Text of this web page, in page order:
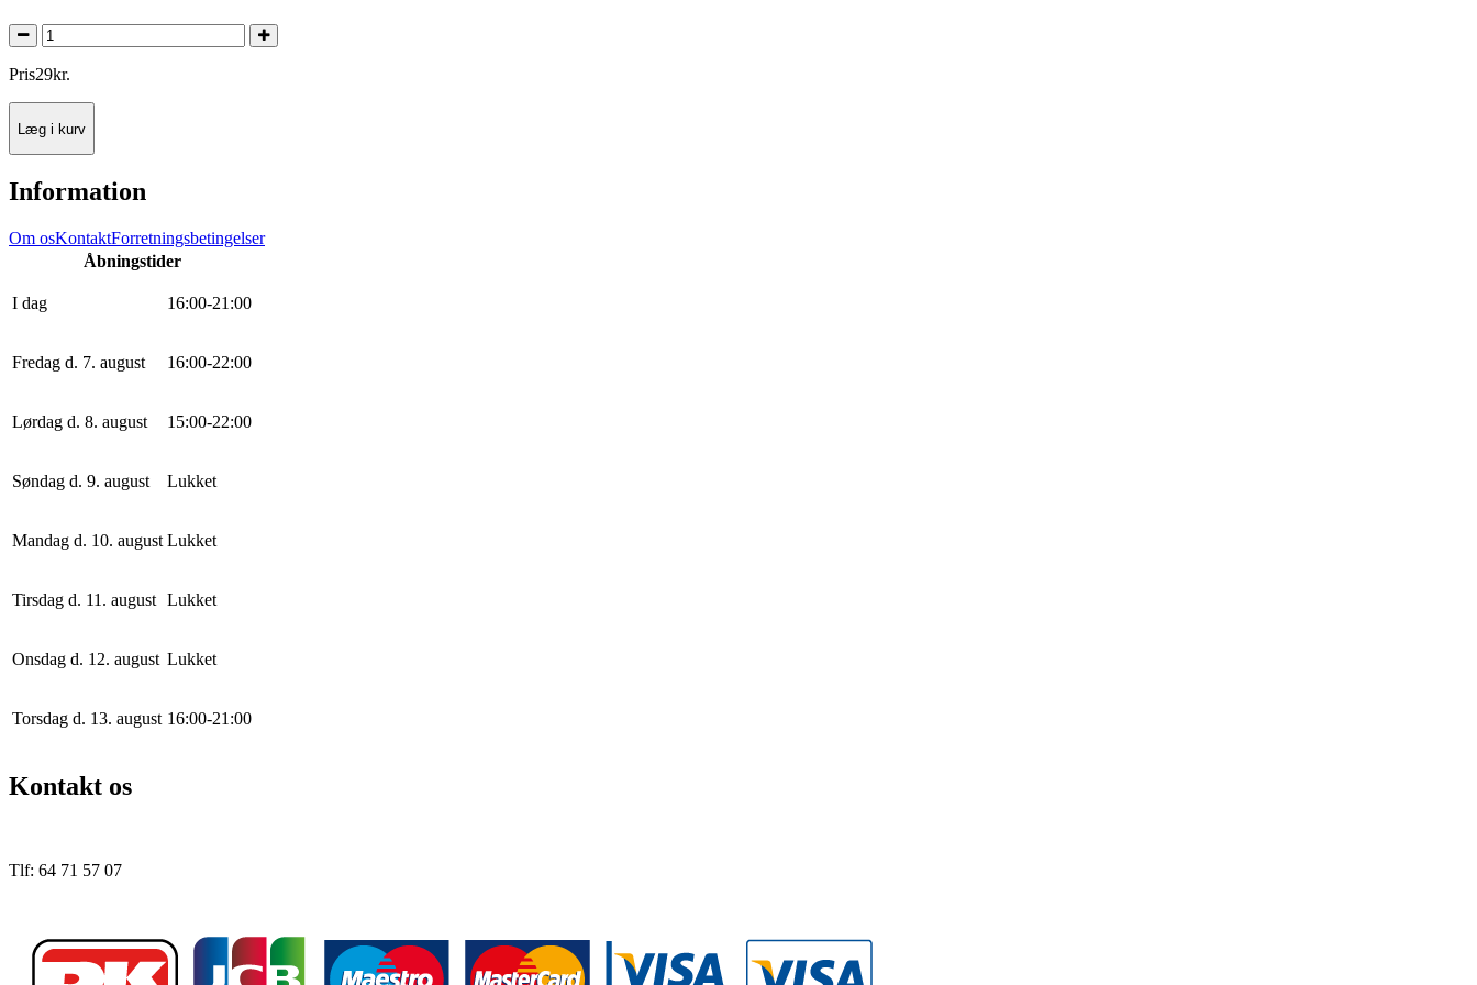
Pris29kr.
Læg i kurv
Information
Om osKontaktForretningsbetingelser
Åbningstider
I dag 16:00-21 :00
Fredag d. 7. august 16:00-22:00
Lørdag d. 8. august 15:00-22:00
Søndag d. 9. august Lukket
Mandag d. 10. august Lukket
Tirsdag d. 11. august Lukket
Onsdag d. 12. august Lukket
Torsdag d. 13. august 16:00-21 :00
Kontakt os
Tlf: 64 71 57 07